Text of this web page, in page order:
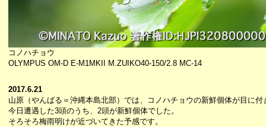
コノハチョウ
OLYMPUS OM-D E-M1MKII M.ZUIKO40-150/2.8 MC-14
2017.6.21
山原（やんばる＝沖縄本島北部）では、コノハチョウの新鮮個体が目に付
今日遭遇した3頭のうち、2頭が新鮮個体でした。
そろそろ梅雨明けが近づいてきた予感です。